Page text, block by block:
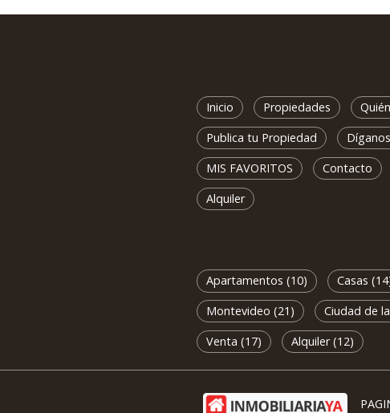
Inicio Propiedades
Publica tu Propiedad
MIS FAVORITOS
Contacto
Alquiler
Apartamentos (10) Casas
Montevideo (21)
Ciudad de
Venta (17)
Alquiler (12)